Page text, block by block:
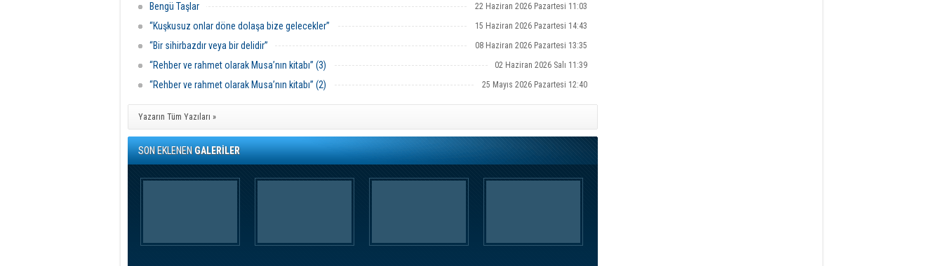
Bengü Taşlar 22 Haziran 2026 Pazartesi 11:03
“Kuşkusuz onlar döne dolaşa bize gelecekler” 15 Haziran 2026 Pazartesi 14:43
“Bir sihirbazdır veya bir delidir” 08 Haziran 2026 Pazartesi 13:35
“Rehber ve rahmet olarak Musa’nın kitabı” (3) 02 Haziran 2026 Salı 11:39
“Rehber ve rahmet olarak Musa’nın kitabı” (2) 25 Mayıs 2026 Pazartesi 12:40
Yazarın Tüm Yazıları »
SON EKLENENGALERİLER